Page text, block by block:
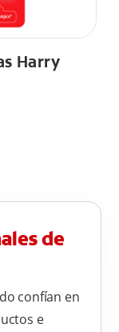
Harry
de
confían en
e